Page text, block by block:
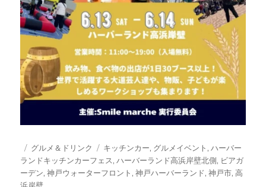
投
稿
日:
カ
テ
ゴ
リ
グルメ＆ドリンク
タ
グ
キッチンカー, グルメイベント ,ハーバー
ランドキッチンカーフェス,ハーバーランド高浜岸壁北側, ビアガ
ーデン,神戸ウォーターフロント ,神戸ハーバーランド,神戸市,高